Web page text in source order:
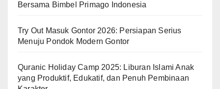
Bersama Bimbel Primago Indonesia
Try Out Masuk Gontor 2026: Persiapan Serius
Menuju Pondok Modern Gontor
Quranic Holiday Camp 2025: Liburan Islami Anak
yang Produktif, Edukatif, dan Penuh Pembinaan